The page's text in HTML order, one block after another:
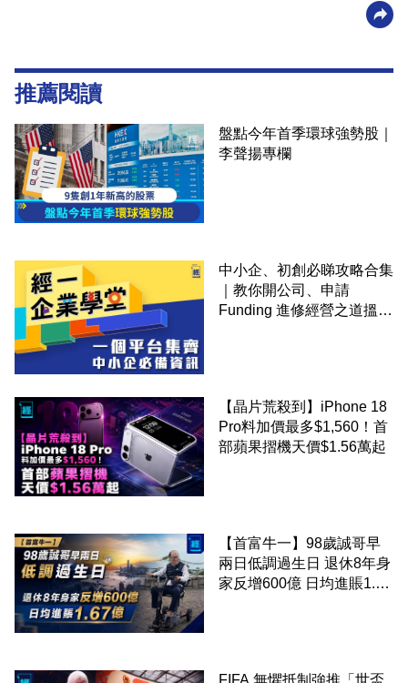
推薦閱讀
盤點今年首季環球強勢股｜
李聲揚專欄
中小企、初創必睇攻略合集
｜教你開公司、申請
Funding 進修經營之道搵大
【晶片荒殺到】iPhone 18
Pro料加價最多$1,560！首
部蘋果摺機天價$1.56萬起
【首富牛一】98歲誠哥早
兩日低調過生日 退休8年身
家反增600億 日均進賬1.67
FIFA 無懼抵制強推「世盃